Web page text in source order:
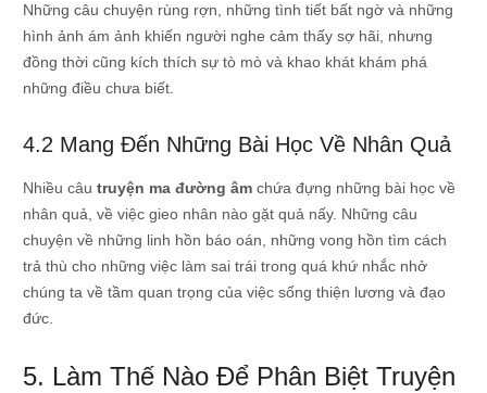
Những câu chuyện rùng rợn, những tình tiết bất ngờ và những
hình ảnh ám ảnh khiến người nghe cảm thấy sợ hãi, nhưng
đồng thời cũng kích thích sự tò mò và khao khát khám phá
những điều chưa biết.
4.2 Mang Đến Những Bài Học Về Nhân Quả
Nhiều câu truyện ma đường âmchứa đựng những bài học về
nhân quả, về việc gieo nhân nào gặt quả nấy. Những câu
chuyện về những linh hồn báo oán, những vong hồn tìm cách
trả thù cho những việc làm sai trái trong quá khứ nhắc nhở
chúng ta về tầm quan trọng của việc sống thiện lương và đạo
đức.
5. Làm Thế Nào Để Phân Biệt Truyện